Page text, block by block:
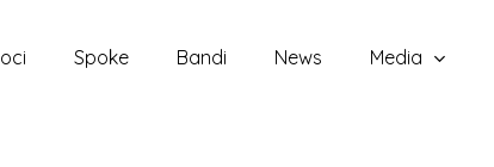
Spoke Bandi News Media